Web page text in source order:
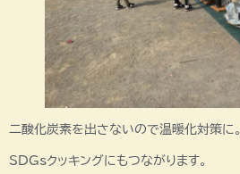
二酸化炭素を出さないので温暖化対策に。
SDGsクッキングにもつながります。